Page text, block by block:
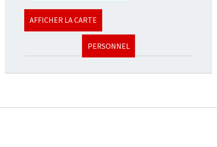
AFFICHER LA CARTE
PERSONNEL